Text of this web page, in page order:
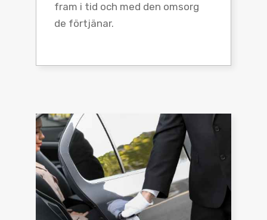
fram i tid och med den omsorg
de förtjänar.